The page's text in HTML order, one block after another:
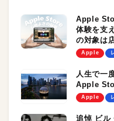
Apple
体験を支
の対象は
Apple
人生で一
Apple
Apple
追悼 ビル